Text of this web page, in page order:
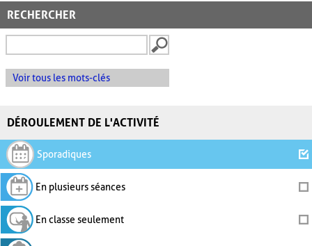
RECHERCHER
Voir tous les mots-clés
DÉROULEMENT DE L'ACTIVITÉ
Sporadiques
En plusieurs séances
En classe seulement